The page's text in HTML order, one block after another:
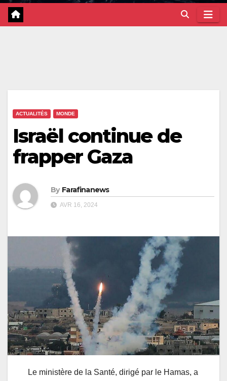
ACTUALITÉS MONDE
Israël continue de
frapper Gaza
By Farafinanews
AVR 16, 2024
Le ministère de la Santé, dirigé par le Hamas, a